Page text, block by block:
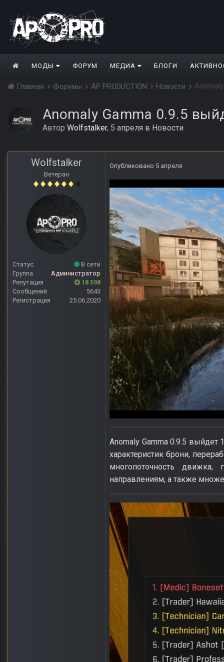
МОДЫ ФОРУМ МЕДИА БЛОГИ
Главная Форумы AP PRODUCTION Новости
Anomaly Gamma 0.9.5
Автор Wolfstalker, 5 апреля в Новости
Wolfstalker
Ветеран
Статус
В сети
Группа
Администратор
Репутация
18 598
Сообщений
5643
Регистрация
25.06.2020
Опубликовано 5 апреля
Anomaly Gamma 0.9.5
характеристик брони,
многопоточность
направлениям, а также